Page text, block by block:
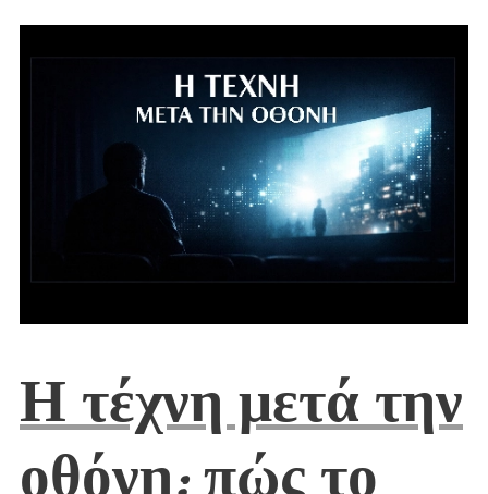
Η τέχνη μετά την
οθόνη:πώς το